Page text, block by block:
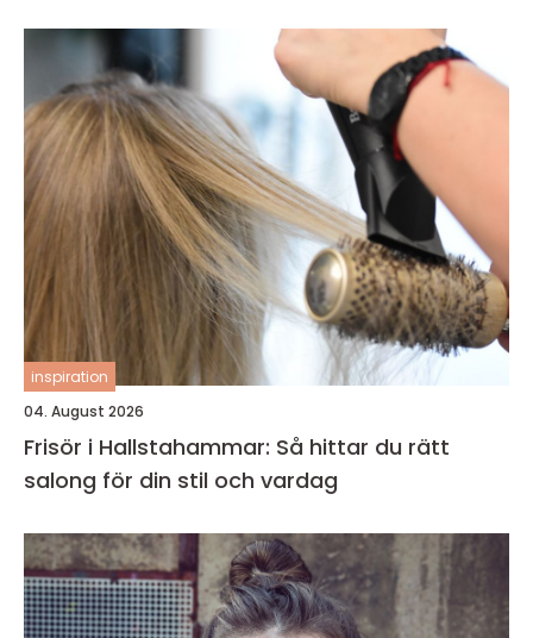
inspiration
04. August 2026
Frisör i Hallstahammar: Så hittar du rätt
salong för din stil och vardag